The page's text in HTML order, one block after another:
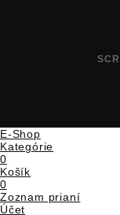
E-Shop
Kategórie
0
Košík
0
Zoznam prianí
Účet